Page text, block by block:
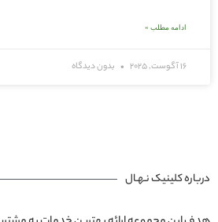
ادامه مطلب »
16 آگوست, 2025 بدون دیدگاه
درباره کلینیک نـهـال